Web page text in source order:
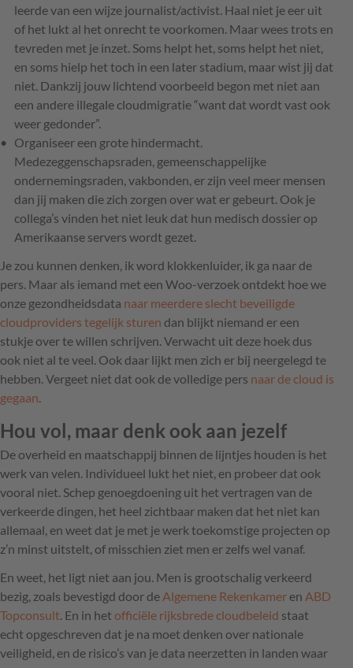
leerde van een wijze journalist/activist. Haal niet je eer uit
of het lukt al het onrecht te voorkomen. Maar wees trots en
tevreden met je inzet. Soms helpt het, soms helpt het niet,
en soms hielp het toch in een later stadium, maar wist jij dat
niet. Dankzij jouw lichtend voorbeeld begon met niet aan
een andere illegale cloudmigratie “want dat wordt vast ook
weer gedonder”.
Organiseer een grote hindermacht.
Medezeggenschapsraden, gemeenschappelijke
ondernemingsraden, vakbonden, er zijn veel meer mensen
dan jij maken die zich zorgen over wat er gebeurt. Ook je
collega’s vinden het niet leuk dat hun medisch dossier op
Amerikaanse servers wordt gezet.
Je zou kunnen denken, ik word klokkenluider, ik ga naar de
pers. Maar als iemand met een Woo-verzoek ontdekt hoe we
onze gezondheidsdata naar meerdere slecht beveiligde
cloudproviders tegelijk sturen dan blijkt niemand er een
stukje over te willen schrijven. Verwacht uit deze hoek dus
ook niet al te veel. Ook daar lijkt men zich er bij neergelegd te
hebben. Vergeet niet dat ook de volledige pers naar de cloud is
gegaan.
Hou vol, maar denk ook aan jezelf
De overheid en maatschappij binnen de lijntjes houden is het
werk van velen. Individueel lukt het niet, en probeer dat ook
vooral niet. Schep genoegdoening uit het vertragen van de
verkeerde dingen, het heel zichtbaar maken dat het niet kan
allemaal, en weet dat je met je werk toekomstige projecten op
z’n minst uitstelt, of misschien ziet men er zelfs wel vanaf.
En weet, het ligt niet aan jou. Men is grootschalig verkeerd
bezig, zoals bevestigd door de Algemene Rekenkamer en ABD
Topconsult. En in het officiële rijksbrede cloudbeleid staat
echt opgeschreven dat je na moet denken over nationale
veiligheid, en de risico’s van je data neerzetten in landen waar